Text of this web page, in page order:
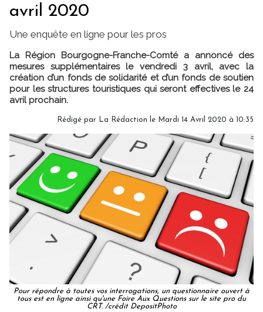
avril 2020
Une enquête en ligne pour les pros
La Région Bourgogne-Franche-Comté a annoncé des
mesures supplémentaires le vendredi 3 avril, avec la
création d’un fonds de solidarité et d’un fonds de soutien
pour les structures touristiques qui seront effectives le 24
avril prochain.
Rédigé par La Rédaction le Mardi 14 Avril 2020 à 10:35
Pour répondre à toutes vos interrogations, un questionnaire ouvert à
tous est en ligne ainsi qu'une Foire Aux Questions sur le site pro du
CRT. /crédit DepositPhoto